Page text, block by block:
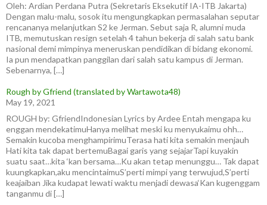
Oleh: Ardian Perdana Putra (Sekretaris Eksekutif IA-ITB Jakarta)
Dengan malu-malu, sosok itu mengungkapkan permasalahan seputar
rencananya melanjutkan S2 ke Jerman. Sebut saja R, alumni muda
ITB, memutuskan resign setelah 4 tahun bekerja di salah satu bank
nasional demi mimpinya meneruskan pendidikan di bidang ekonomi.
Ia pun mendapatkan panggilan dari salah satu kampus di Jerman.
Sebenarnya, […]
Rough by Gfriend (translated by Wartawota48)
May 19, 2021
ROUGH by: GfriendIndonesian Lyrics by Ardee Entah mengapa ku
enggan mendekatimuHanya melihat meski ku menyukaimu ohh…
Semakin kucoba menghampirimuTerasa hati kita semakin menjauh
Hati kita tak dapat bertemuBagai garis yang sejajarTapi kuyakin
suatu saat…kita ‘kan bersama…Ku akan tetap menunggu… Tak dapat
kuungkapkan,aku mencintaimuS’perti mimpi yang terwujud,S’perti
keajaiban Jika kudapat lewati waktu menjadi dewasa‘Kan kugenggam
tanganmu di […]